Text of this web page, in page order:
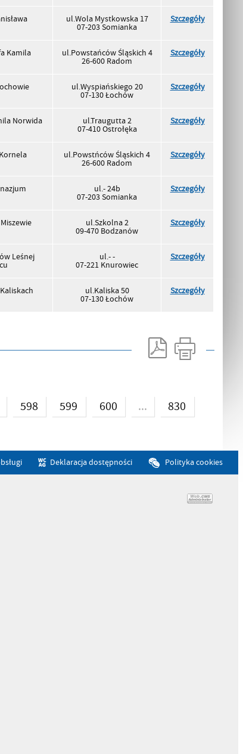
ul.Wola Mystkowska 17
07-203 Somianka
Szczegóły
Kamila ul.Powstańców Śląskich 4
26-600 Radom
Szczegóły
ul.Wyspiańskiego 20
07-130 Łochów
Szczegóły
Norwida ul.Traugutta 2
07-410 Ostrołęka
Szczegóły
ul.Powstńców Śląskich 4
26-600 Radom
Szczegóły
ul.- 24b
07-203 Somianka
Szczegóły
ul.Szkolna 2
09-470 Bodzanów
Szczegóły
Leśnej ul.- -
07-221 Knurowiec
Szczegóły
ul.Kaliska 50
07-130 Łochów
Szczegóły
598 599 600 ...
830
Deklaracja dostępności Polityka cookies